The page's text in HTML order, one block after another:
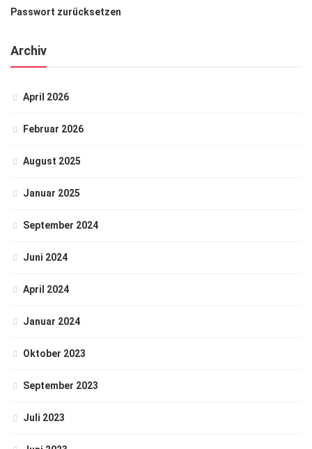
Passwort zurücksetzen
Archiv
April 2026
Februar 2026
August 2025
Januar 2025
September 2024
Juni 2024
April 2024
Januar 2024
Oktober 2023
September 2023
Juli 2023